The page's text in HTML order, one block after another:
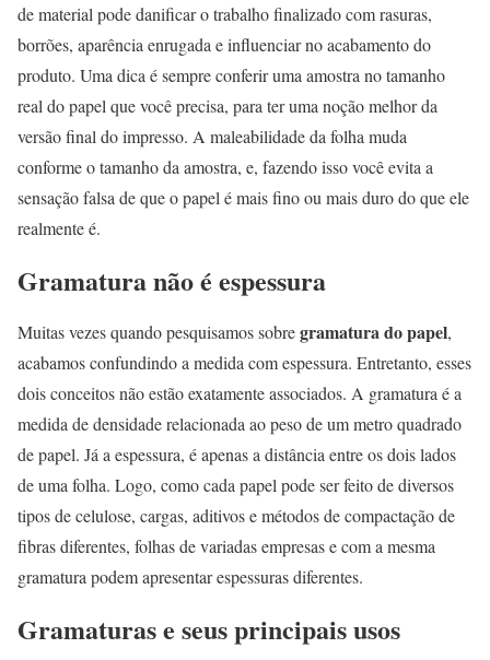
de material pode danificar o trabalho finalizado com rasuras,
borrões, aparência enrugada e influenciar no acabamento do
produto. Uma dica é sempre conferir uma amostra no tamanho
real do papel que você precisa, para ter uma noção melhor da
versão final do impresso. A maleabilidade da folha muda
conforme o tamanho da amostra, e, fazendo isso você evita a
sensação falsa de que o papel é mais fino ou mais duro do que ele
realmente é.
Gramatura não é espessura
Muitas vezes quando pesquisamos sobregramatura do papel,
acabamos confundindo a medida com espessura. Entretanto, esses
dois conceitos não estão exatamente associados. A gramatura é a
medida de densidade relacionada ao peso de um metro quadrado
de papel. Já a espessura, é apenas a distância entre os dois lados
de uma folha. Logo, como cada papel pode ser feito de diversos
tipos de celulose, cargas, aditivos e métodos de compactação de
fibras diferentes, folhas de variadas empresas e com a mesma
gramatura podem apresentar espessuras diferentes.
Gramaturas e seus principais usos